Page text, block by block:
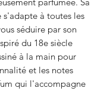
s'adapte à toutes les
séduire par son
du 18e siècle
à la main pour
et les notes
qui l'accompagne.